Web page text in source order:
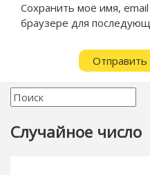
Сохранить моё имя,
браузере для
Случайное число